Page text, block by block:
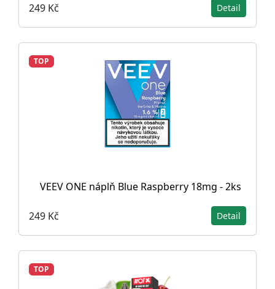
249 Kč Detail
TOP
VEEV ONE náplň Blue Raspberry 18mg - 2ks
249 Kč Detail
TOP